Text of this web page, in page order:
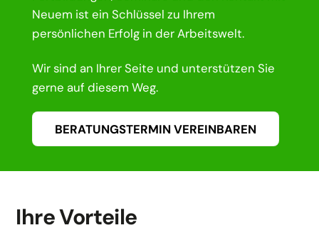
Neuem ist ein Schlüssel zu Ihrem
persönlichen Erfolg in der Arbeitswelt.
Wir sind an Ihrer Seite und unterstützen Sie
gerne auf diesem Weg.
BERATUNGSTERMIN VEREINBAREN
Ihre Vorteile